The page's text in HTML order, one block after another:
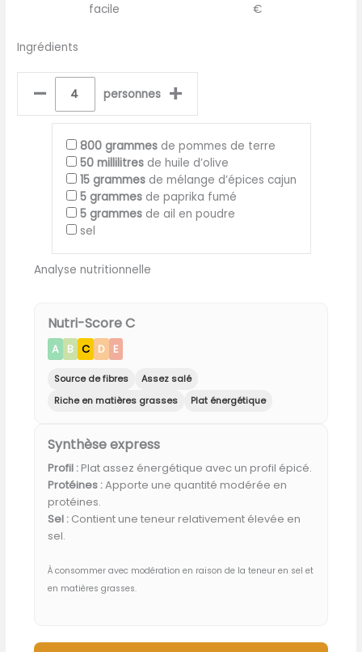
facile €
Ingrédients
– personnes +
800 grammesde pommes de terre
50 millilitresde huile d’olive
15 grammesde mélange d’épices cajun
5 grammesde paprika fumé
5 grammesde ail en poudre
sel
Analyse nutritionnelle
Nutri-Score C
A B C D E
Source de fibres
Assez salé
Riche en matières grasses
Plat énergétique
Synthèse express
Profil :Plat assez énergétique avec un profil épicé.
Protéines :Apporte une quantité modérée en
protéines.
Sel :Contient une teneur relativement élevée en
sel.
À consommer avec modération en raison de la teneur en sel et
en matières grasses.